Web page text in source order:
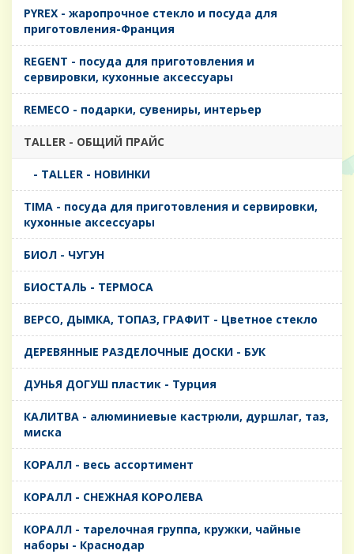
PYREX - жаропрочное стекло и посуда для
приготовления-Франция
REGENT - посуда для приготовления и
сервировки, кухонные аксессуары
REMECO - подарки, сувениры, интерьер
TALLER - ОБЩИЙ ПРАЙС
- TALLER - НОВИНКИ
TIMA - посуда для приготовления и сервировки,
кухонные аксессуары
БИОЛ - ЧУГУН
БИОСТАЛЬ - ТЕРМОСА
ВЕРСО, ДЫМКА, ТОПАЗ, ГРАФИТ - Цветное стекло
ДЕРЕВЯННЫЕ РАЗДЕЛОЧНЫЕ ДОСКИ - БУК
ДУНЬЯ ДОГУШ пластик - Турция
КАЛИТВА - алюминиевые кастрюли, дуршлаг, таз,
миска
КОРАЛЛ - весь ассортимент
КОРАЛЛ - СНЕЖНАЯ КОРОЛЕВА
КОРАЛЛ - тарелочная группа, кружки, чайные
наборы - Краснодар